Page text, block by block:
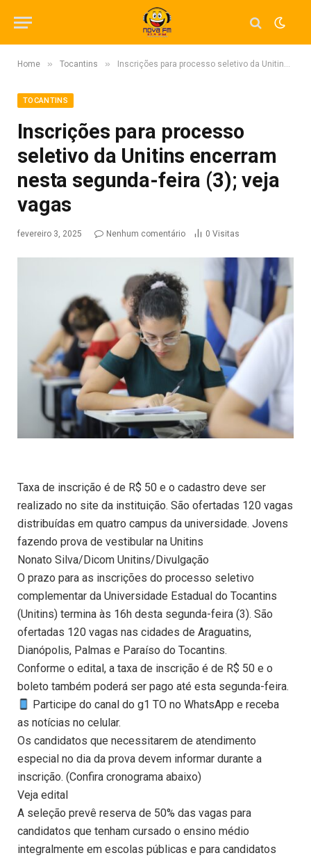
Home » Tocantins » Inscrições para processo seletivo da Unitins encerram nesta segunda-feira (3); veja vagas
TOCANTINS
Inscrições para processo
seletivo da Unitins encerram
nesta segunda-feira (3); veja
vagas
fevereiro 3, 2025 Nenhum comentário 0 Visitas
Taxa de inscrição é de R$ 50 e o cadastro deve ser
realizado no site da instituição. São ofertadas 120 vagas
distribuídas em quatro campus da universidade. Jovens
fazendo prova de vestibular na Unitins
Nonato Silva/Dicom Unitins/Divulgação
O prazo para as inscrições do processo seletivo
complementar da Universidade Estadual do Tocantins
(Unitins) termina às 16h desta segunda-feira (3). São
ofertadas 120 vagas nas cidades de Araguatins,
Dianópolis, Palmas e Paraíso do Tocantins.
Conforme o edital, a taxa de inscrição é de R$ 50 e o
boleto também poderá ser pago até esta segunda-feira.
Participe do canal do g1 TO no WhatsApp e receba
as notícias no celular.
Os candidatos que necessitarem de atendimento
especial no dia da prova devem informar durante a
inscrição. (Confira cronograma abaixo)
Veja edital
A seleção prevê reserva de 50% das vagas para
candidatos que tenham cursado o ensino médio
integralmente em escolas públicas e para candidatos